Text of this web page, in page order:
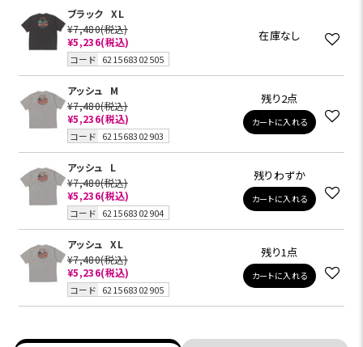
ブラック
XL
¥7,480(税込)
¥5,236(税込)
コード 621568302505
在庫なし
アッシュ
M
¥7,480(税込)
¥5,236(税込)
コード 621568302903
残り2点
カートに入れる
アッシュ
L
¥7,480(税込)
¥5,236(税込)
コード 621568302904
残りわずか
カートに入れる
アッシュ
XL
¥7,480(税込)
¥5,236(税込)
コード 621568302905
残り1点
カートに入れる